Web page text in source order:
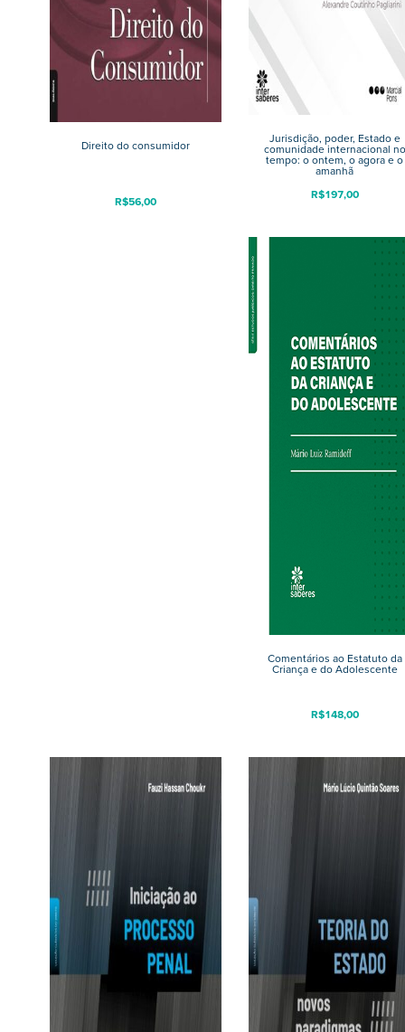
Direito do consumidor
R$56,00
Jurisdição, poder, Estado e
comunidade internacional no
tempo: o ontem, o agora e o
amanhã
R$197,00
Comentários ao Estatuto da
Criança e do Adolescente
R$148,00